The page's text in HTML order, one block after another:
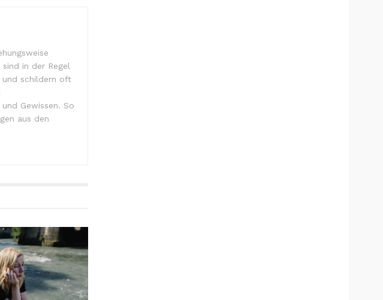
in der Regel
und schildern oft
Gewissen. So
aus den